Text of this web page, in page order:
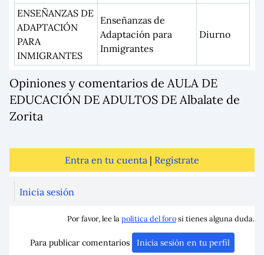
ENSEÑANZAS DE
ADAPTACIÓN
PARA
INMIGRANTES
Enseñanzas de
Adaptación para
Inmigrantes
Diurno
Opiniones y comentarios de AULA DE
EDUCACIÓN DE ADULTOS DE Albalate de
Zorita
Entra en tu cuenta | Regístrate
Inicia sesión
Por favor, lee lapolítica del forosi tienes alguna duda.
Para publicar comentarios Inicia sesión en tu perfil